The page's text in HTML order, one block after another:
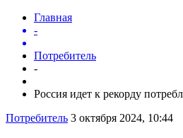
Главная
-
Потребитель
-
Россия идет к рекорду
Потребитель 3 октября 2024, 10:44